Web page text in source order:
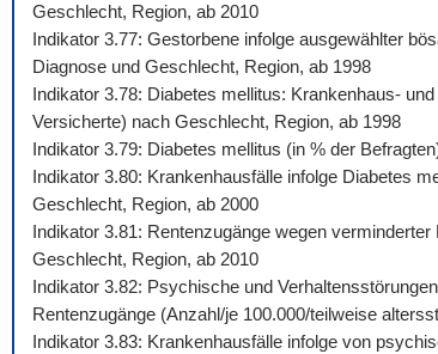
Geschlecht, Region, ab 2010
Indikator 3.77: Gestorbene infolge ausgewählter
Diagnose und Geschlecht, Region, ab 1998
Indikator 3.78: Diabetes mellitus: Krankenhaus-
Versicherte) nach Geschlecht, Region, ab 1998
Indikator 3.79: Diabetes mellitus (in % der
Indikator 3.80: Krankenhausfälle infolge Diabetes
Geschlecht, Region, ab 2000
Indikator 3.81: Rentenzugänge wegen
Geschlecht, Region, ab 2010
Indikator 3.82: Psychische und
Rentenzugänge (Anzahl/je 100.000/teilweise
Indikator 3.83: Krankenhausfälle infolge von